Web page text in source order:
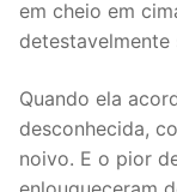
em cheio em
detestavelmente
Quando ela
desconhecida,
noivo. E o pior